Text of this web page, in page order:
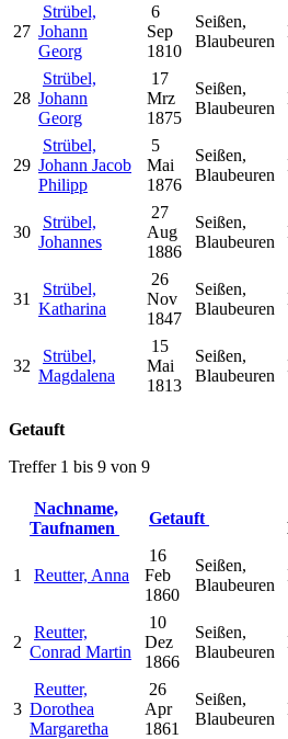
27
Strübel,
Johann
Georg
6
Sep
1810
Seißen,
Blaubeuren
28
Strübel,
Johann
Georg
17
Mrz
1875
Seißen,
Blaubeuren
29
Strübel,
Johann Jacob
Philipp
5
Mai
1876
Seißen,
Blaubeuren
30
Strübel,
Johannes
27
Aug
1886
Seißen,
Blaubeuren
31
Strübel,
Katharina
26
Nov
1847
Seißen,
Blaubeuren
32
Strübel,
Magdalena
15
Mai
1813
Seißen,
Blaubeuren
Getauft
Treffer 1 bis 9 von 9
Nachname,
Taufnamen
Getauft
1 Reutter, Anna
16
Feb
1860
Seißen,
Blaubeuren
2
Reutter,
Conrad Martin
10
Dez
1866
Seißen,
Blaubeuren
3
Reutter,
Dorothea
Margaretha
26
Apr
1861
Seißen,
Blaubeuren